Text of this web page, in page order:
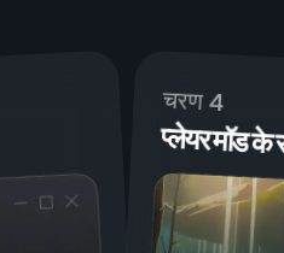
चरण 4
प्लेयर मॉड